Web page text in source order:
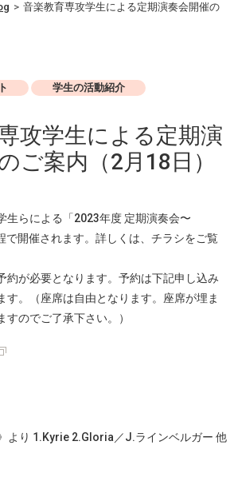
> ⾳楽教育専攻学⽣による定期演奏会開催の
学生の活動紹介
攻学⽣による定期演
ご案内（2⽉18⽇）
らによる「2023年度 定期演奏会〜
で開催されます。詳しくは、チラシをご覧
が必要となります。予約は下記申し込み
す。（座席は⾃由となります。座席が埋ま
すのでご了承下さい。）
より 1.Kyrie 2.Gloria／J.ラインベルガー 他